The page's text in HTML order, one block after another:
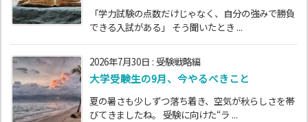
「学力試験の点数だけじゃなく、自分の強みで勝負
できる入試がある」 そう聞いたとき ...
2026年7月30日 : 受験戦略編
大学受験生の9月、今やるべきこと
夏の暑さも少しずつ落ち着き、空気が秋らしさを帯
びてきましたね。 受験に向けた“ラ ...